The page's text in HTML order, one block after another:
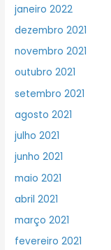
janeiro 2022
dezembro 2021
novembro 2021
outubro 2021
setembro 2021
agosto 2021
julho 2021
junho 2021
maio 2021
abril 2021
março 2021
fevereiro 2021